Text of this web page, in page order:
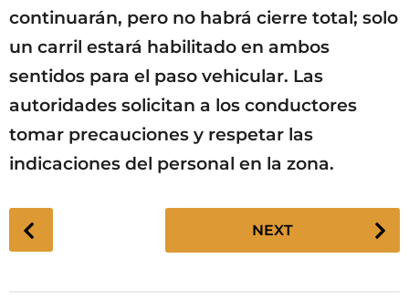
continuarán, pero no habrá cierre total; solo
un carril estará habilitado en ambos
sentidos para el paso vehicular. Las
autoridades solicitan a los conductores
tomar precauciones y respetar las
indicaciones del personal en la zona.
P
o
NEXT